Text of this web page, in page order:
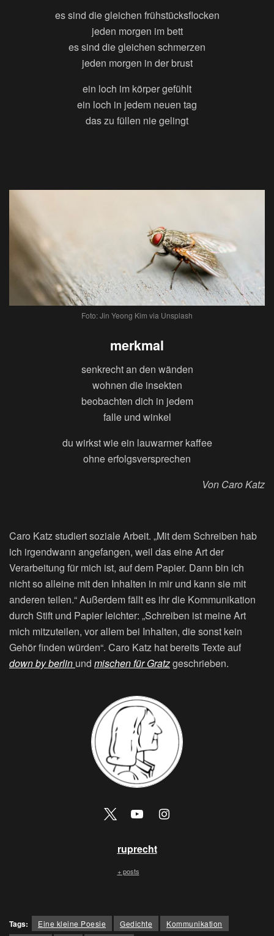
es sind die gleichen frühstücksflocken
jeden morgen im bett
es sind die gleichen schmerzen
jeden morgen in der brust
ein loch im körper gefühlt
ein loch in jedem neuen tag
das zu füllen nie gelingt
Foto: Jin Yeong Kim via Unsplash
merkmal
senkrecht an den wänden
wohnen die insekten
beobachten dich in jedem
falle und winkel
du wirkst wie ein lauwarmer kaffee
ohne erfolgsversprechen
Von Caro Katz
Caro Katz studiert soziale Arbeit. „Mit dem Schreiben hab
ich irgendwann angefangen, weil das eine Art der
Verarbeitung für mich ist, auf dem Papier. Dann bin ich
nicht so alleine mit den Inhalten in mir und kann sie mit
anderen teilen.“ Außerdem fällt es ihr die Kommunikation
durch Stift und Papier leichter: „Schreiben ist meine Art
mich mitzuteilen, vor allem bei Inhalten, die sonst kein
Gehör finden würden“. Caro Katz hat bereits Texte auf
down by berlin und mischen für Gratzgeschrieben.
ruprecht
+ posts
Tags: Eine kleine Poesie Gedichte Kommunikation